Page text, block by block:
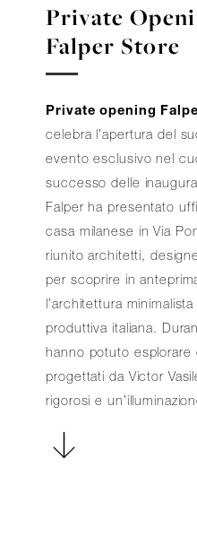
Private
Falper Store
Private opening
celebra l’apertura del
evento esclusivo nel
successo delle
Falper ha presentato
casa milanese in Via
riunito architetti,
per scoprire in
l’architettura
produttiva italiana.
hanno potuto esplorare
progettati da Victor
rigorosi e